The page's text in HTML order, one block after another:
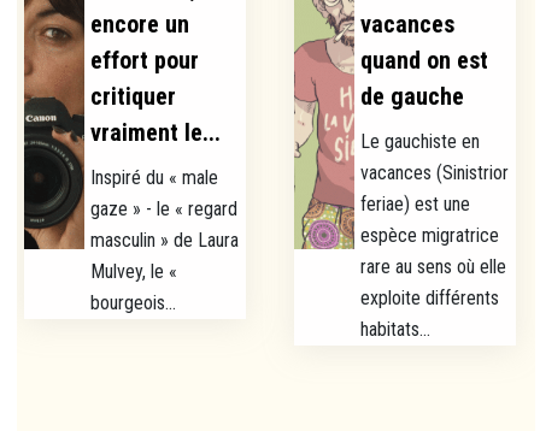
encore un
effort pour
critiquer
vraiment le...
Inspiré du « male
gaze » - le « regard
masculin » de Laura
Mulvey, le «
bourgeois...
vacances
quand on est
de gauche
Le gauchiste en
vacances (Sinistrior
feriae) est une
espèce migratrice
rare au sens où elle
exploite différents
habitats...